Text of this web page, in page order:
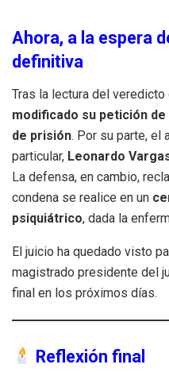
Ahora, a la espera
definitiva
Tras la lectura del
modificado su petición de
de prisión. Por su parte, el
particular, Leonardo
La defensa, en cambio,
condena se realice en un
psiquiátrico, dada la
El juicio ha quedado visto
magistrado presidente del
final en los próximos días.
Reflexión final